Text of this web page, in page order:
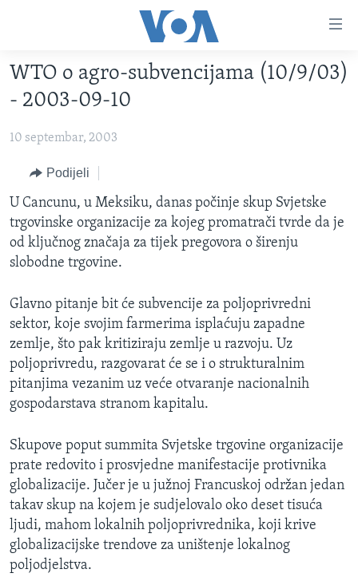
glavni
sadržaj
na
navigaciju
Idi
na
pretragu
TV PROGRAM
FOTOGRAFIJE DANA
VIJESTI
SJEDINJENE AMERIČKE DRŽAVE
BOSNA I HERCEGOVINA
SVIJET
NAUKA I TEHNOLOGIJA
SPECIJALNI PROJEKTI
KORUPCIJA
ŽENSKA STRANA
IZBJEGLIČKA STRANA
MAGAZIN
O GLASU AMERIKE
Learning English
PRATITE NAS
Jezici
WTO o agro-subvencijama (10/9/03)
- 2003-09-10
10 septembar, 2003
Podijeli
U Cancunu, u Meksiku, danas počinje skup Svjetske
trgovinske organizacije za kojeg promatrači tvrde da je
od ključnog značaja za tijek pregovora o širenju
slobodne trgovine.
Glavno pitanje bit će subvencije za poljoprivredni
sektor, koje svojim farmerima isplaćuju zapadne
zemlje, što pak kritiziraju zemlje u razvoju. Uz
poljoprivredu, razgovarat će se i o strukturalnim
pitanjima vezanim uz veće otvaranje nacionalnih
gospodarstava stranom kapitalu.
Skupove poput summita Svjetske trgovine organizacije
prate redovito i prosvjedne manifestacije protivnika
globalizacije. Jučer je u južnoj Francuskoj održan jedan
takav skup na kojem je sudjelovalo oko deset tisuća
ljudi, mahom lokalnih poljoprivrednika, koji krive
globalizacijske trendove za uništenje lokalnog
poljodjelstva.